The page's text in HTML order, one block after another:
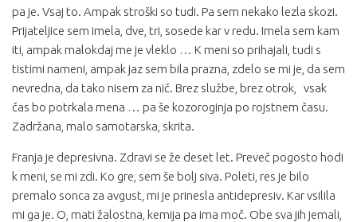
pa je. Vsaj to. Ampak stroški so tudi. Pa sem nekako lezla skozi.
Prijateljice sem imela, dve, tri, sosede kar v redu. Imela sem kam
iti, ampak malokdaj me je vleklo … K meni so prihajali, tudi s
tistimi nameni, ampak jaz sem bila prazna, zdelo se mi je, da sem
nevredna, da tako nisem za nič. Brez službe, brez otrok, vsak
čas bo potrkala mena … pa še kozoroginja po rojstnem času.
Zadržana, malo samotarska, skrita.
Franja je depresivna. Zdravi se že deset let. Preveč pogosto hodi
k meni, se mi zdi. Ko gre, sem še bolj siva. Poleti, res je bilo
premalo sonca za avgust, mi je prinesla antidepresiv. Kar vsilila
mi ga je. O, mati žalostna, kemija pa ima moč. Obe sva jih jemali,